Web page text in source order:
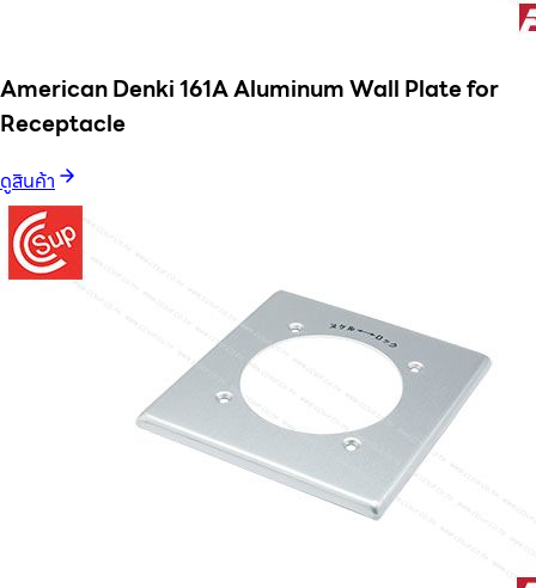
American Denki 161A Aluminum Wall Plate for
Receptacle
ดูสินค้า